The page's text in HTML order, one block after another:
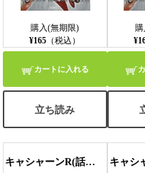
購入(無期限)
¥165 （税込）
カートに入れる
立ち読み
キャシャーンR(話売り) #17